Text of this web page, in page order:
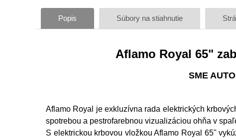
Popis Súbory na stiahnutie
Aflamo Royal 65"
SME
Aflamo Royal je exkluzívna rada elektrických
spotrebou a pestrofarebnou vizualizáciou ohňa v
S elektrickou krbovou vložkou Aflamo Royal 65"